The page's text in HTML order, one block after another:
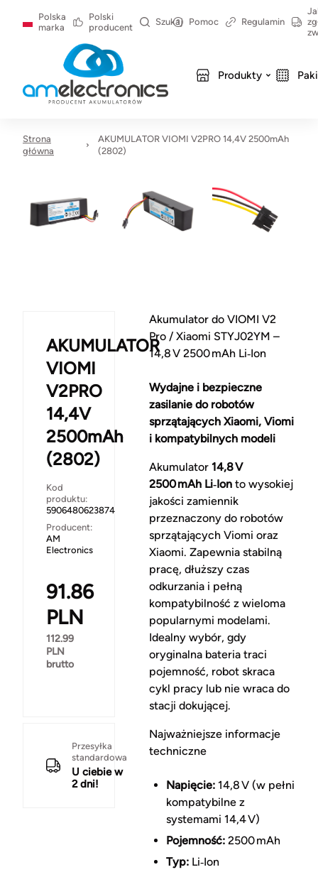
Polska
marka
Polski
producent
Szukaj Pomoc Regulamin
Produkty
Strona
główna
AKUMULATOR VIOMI V2PRO 14,4V 2500mAh
(2802)
AKUMULATOR
VIOMI
V2PRO
14,4V
2500mAh
(2802)
Kod
produktu:
5906480623874
Producent:
AM
Electronics
91.86
PLN
112.99
PLN
brutto
Przesyłka
standardowa
U ciebie w
2 dni!
Akumulator do VIOMI V2
Pro / Xiaomi STYJ02YM –
14,8 V 2500 mAh Li‑Ion
Wydajne i bezpieczne
zasilanie do robotów
sprzątających Xiaomi, Viomi
i kompatybilnych modeli
Akumulator 14,8 V
2500 mAh Li‑Ionto wysokiej
jakości zamiennik
przeznaczony do robotów
sprzątających Viomi oraz
Xiaomi. Zapewnia stabilną
pracę, dłuższy czas
odkurzania i pełną
kompatybilność z wieloma
popularnymi modelami.
Idealny wybór, gdy
oryginalna bateria traci
pojemność, robot skraca
cykl pracy lub nie wraca do
stacji dokującej.
Najważniejsze informacje
techniczne
Napięcie:14,8 V (w pełni
kompatybilne z
systemami 14,4 V)
Pojemność:2500 mAh
Typ:Li‑Ion